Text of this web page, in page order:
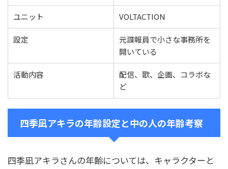
ユニット VOLTACTION
設定
元諜報員で小さな事務所を
開いている
活動内容
配信、歌、企画、コラボな
ど
四季凪アキラの年齢設定と中の人の年齢考察
四季凪アキラさんの年齢については、キャラクターと